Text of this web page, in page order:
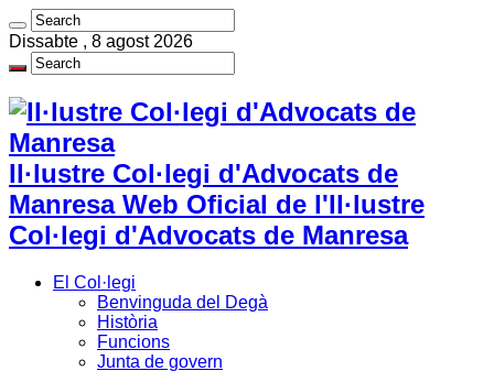
Dissabte , 8 agost 2026
Il·lustre Col·legi d'Advocats de
Manresa Web Oficial de l'Il·lustre
Col·legi d'Advocats de Manresa
El Col·legi
Benvinguda del Degà
Història
Funcions
Junta de govern